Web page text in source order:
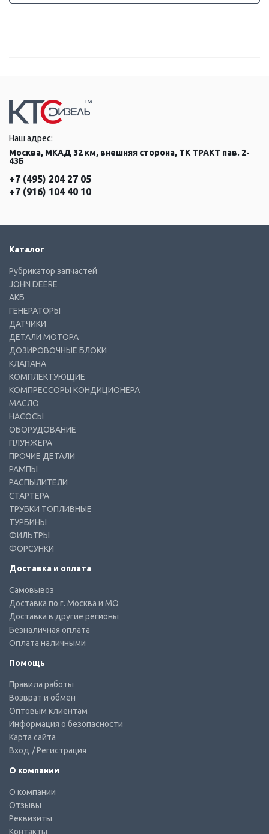
Наш адрес:
Москва, МКАД 32 км, внешняя сторона, ТК ТРАКТ пав. 2-
43Б
+7 (495) 204 27 05
+7 (916) 104 40 10
Каталог
Рубрикатор запчастей
JOHN DEERE
АКБ
ГЕНЕРАТОРЫ
ДАТЧИКИ
ДЕТАЛИ МОТОРА
ДОЗИРОВОЧНЫЕ БЛОКИ
КЛАПАНА
КОМПЛЕКТУЮЩИЕ
КОМПРЕССОРЫ КОНДИЦИОНЕРА
МАСЛО
НАСОСЫ
ОБОРУДОВАНИЕ
ПЛУНЖЕРА
ПРОЧИЕ ДЕТАЛИ
РАМПЫ
РАСПЫЛИТЕЛИ
СТАРТЕРА
ТРУБКИ ТОПЛИВНЫЕ
ТУРБИНЫ
ФИЛЬТРЫ
ФОРСУНКИ
Доставка и оплата
Самовывоз
Доставка по г. Москва и МО
Доставка в другие регионы
Безналичная оплата
Оплата наличными
Помощь
Правила работы
Возврат и обмен
Оптовым клиентам
Информация о безопасности
Карта сайта
Вход / Регистрация
О компании
О компании
Отзывы
Реквизиты
Контакты